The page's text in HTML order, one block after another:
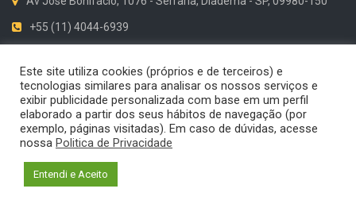
+55 (11) 4044-6939
© 2024 Cirius Quality. Todos os direitos reservados. Desenvolvido por
Shiftmind | Marketing Digital B2B
Política de privacidade
Este site utiliza cookies (próprios e de terceiros) e
tecnologias similares para analisar os nossos serviços e
exibir publicidade personalizada com base em um perfil
elaborado a partir dos seus hábitos de navegação (por
exemplo, páginas visitadas). Em caso de dúvidas, acesse
nossa Politica de Privacidade
Entendi e Aceito